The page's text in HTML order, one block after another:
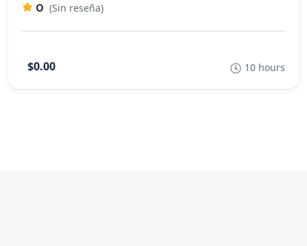
0 (Sin reseña)
$0.00 10 hours